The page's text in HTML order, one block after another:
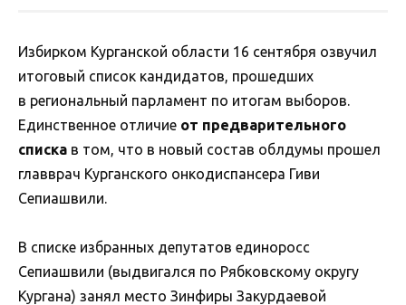
Избирком Курганской области 16 сентября озвучил
итоговый список кандидатов, прошедших
в региональный парламент по итогам выборов.
Единственное отличие от предварительного
списка в том, что в новый состав облдумы прошел
главврач Курганского онкодиспансера Гиви
Сепиашвили.
В списке избранных депутатов единоросс
Сепиашвили (выдвигался по Рябковскому округу
Кургана) занял место Зинфиры Закурдаевой